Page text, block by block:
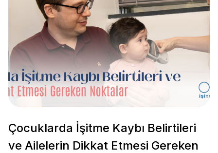
Çocuklarda İşitme Kaybı Belirtileri
ve Ailelerin Dikkat Etmesi Gereken